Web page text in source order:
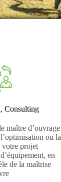
Consulting
maître d’ouvrage
ou la
votre projet
en
de la maîtrise